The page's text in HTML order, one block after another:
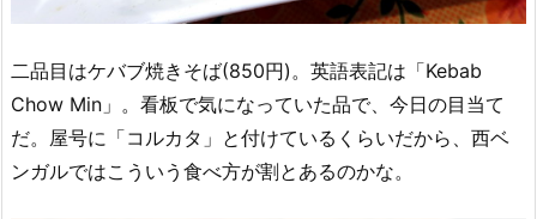
二品目はケバブ焼きそば(850円)。英語表記は「Kebab
Chow Min」。看板で気になっていた品で、今日の目当て
だ。屋号に「コルカタ」と付けているくらいだから、西ベ
ンガルではこういう食べ方が割とあるのかな。